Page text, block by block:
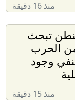
منذ 16 دقيقة
تبحث
الحرب
وجود
منذ 15 دقيقة